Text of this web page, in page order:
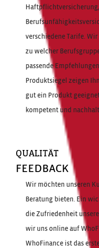
verschiedene Tarife.
zu welcher
passende
Produktsiegel zeigen
gut ein Produkt
kompetent und
QUALITÄT
FEEDBACK
Wir möchten unseren
Beratung bieten. Ein
die Zufriedenheit
wir uns online auf
WhoFinance ist das